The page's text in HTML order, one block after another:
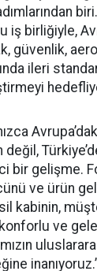
iş birliğiyle,
güvenlik,
ileri
bir gelişme.
ve ürün
kabinin,
ve